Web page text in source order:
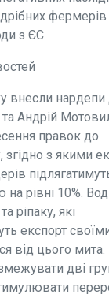
з ЄС.
внесли
Андрій
правок до
згідно з якими
рівні 10%.
ріпаку, які
експорт
від цього мита.
дві